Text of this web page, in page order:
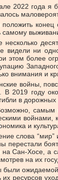
2022 года я
конец
самому
несколько
ни
этом более
внимания и
войны,
2019 году
в
самым
войнами,
и
слова
перестали
на Сан-Хосе,
на их
ресурсов